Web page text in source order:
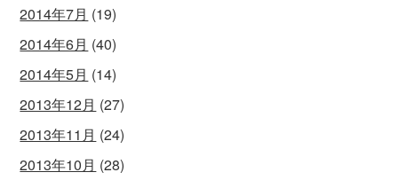
2014年7月 (19)
2014年6月 (40)
2014年5月 (14)
2013年12月 (27)
2013年11月 (24)
2013年10月 (28)